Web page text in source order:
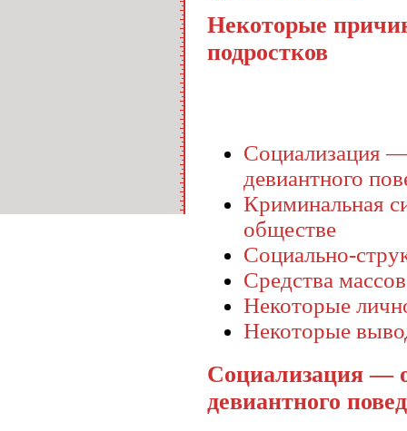
Некоторые
подростков
Социализация
девиантного
Криминальная
обществе
Социально-
Средства
Некоторые
Некоторые
Социализация —
девиантного